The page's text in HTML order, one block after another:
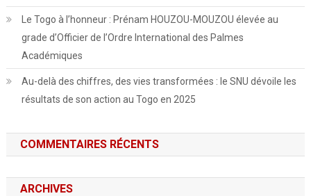
Le Togo à l’honneur : Prénam HOUZOU-MOUZOU élevée au
grade d’Officier de l’Ordre International des Palmes
Académiques
Au-delà des chiffres, des vies transformées : le SNU dévoile les
résultats de son action au Togo en 2025
COMMENTAIRES RÉCENTS
ARCHIVES